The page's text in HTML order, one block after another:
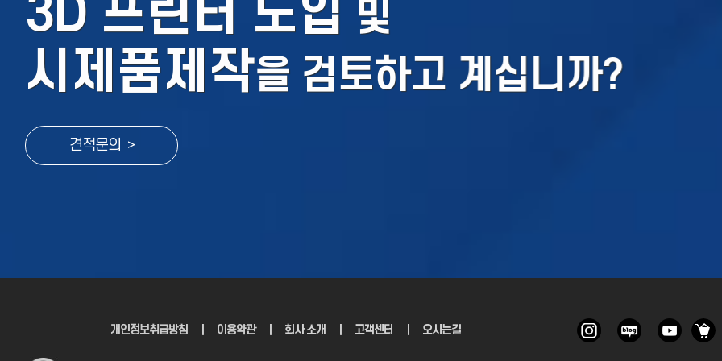
3D 프린터 도입 및
시제품제작을 검토하고 계십니까?
견적문의 >
개인정보취급방침 이용약관 회사 소개 고객센터 오시는길